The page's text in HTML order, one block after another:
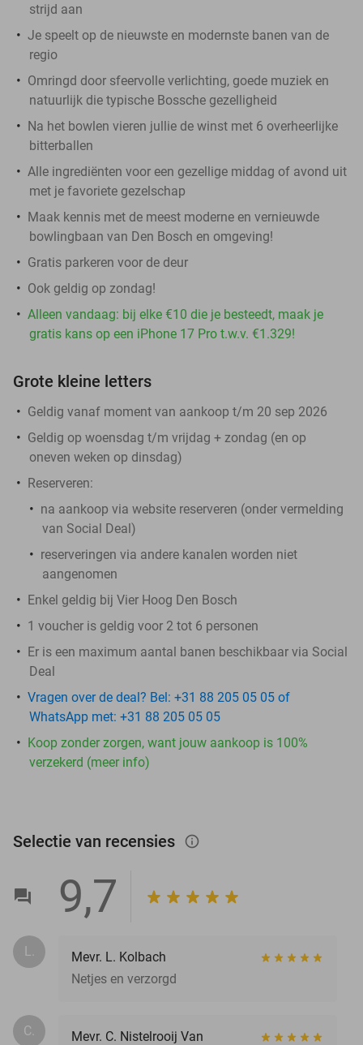
strijd aan
Je speelt op de nieuwste en modernste banen van de
regio
Omringd door sfeervolle verlichting, goede muziek en
natuurlijk die typische Bossche gezelligheid
Na het bowlen vieren jullie de winst met 6 overheerlijke
bitterballen
Alle ingrediënten voor een gezellige middag of avond uit
met je favoriete gezelschap
Maak kennis met de meest moderne en vernieuwde
bowlingbaan van Den Bosch en omgeving!
Gratis parkeren voor de deur
Ook geldig op zondag!
Alleen vandaag: bij elke €10 die je besteedt, maak je
gratis kans op een iPhone 17 Pro t.w.v. €1.329!
Grote kleine letters
Geldig vanaf moment van aankoop t/m 20 sep 2026
Geldig op woensdag t/m vrijdag + zondag (en op
oneven weken op dinsdag)
Reserveren:
na aankoop via website reserveren (onder vermelding
van Social Deal)
reserveringen via andere kanalen worden niet
aangenomen
Enkel geldig bij Vier Hoog Den Bosch
1 voucher is geldig voor 2 tot 6 personen
Er is een maximum aantal banen beschikbaar via Social
Deal
Vragen over de deal? Bel: +31 88 205 05 05 of
WhatsApp met: +31 88 205 05 05
Koop zonder zorgen, want jouw aankoop is 100%
verzekerd (meer info)
Selectie van recensies info_outlined
9,7
L.
Mevr. L. Kolbach
Netjes en verzorgd
C.
Mevr. C. Nistelrooij Van